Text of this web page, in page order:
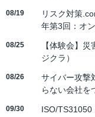
08/19
リスク対策
年第3回：オ
08/25
【体験会】
ジクラ）
08/26
サイバー攻撃
らない会社を
09/30 ISO/TS31050